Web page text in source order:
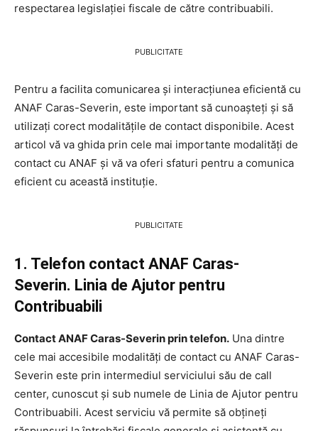
respectarea legislației fiscale de către contribuabili.
PUBLICITATE
Pentru a facilita comunicarea și interacțiunea eficientă cu
ANAF Caras-Severin, este important să cunoașteți și să
utilizați corect modalitățile de contact disponibile. Acest
articol vă va ghida prin cele mai importante modalități de
contact cu ANAF și vă va oferi sfaturi pentru a comunica
eficient cu această instituție.
PUBLICITATE
1. Telefon contact ANAF Caras-
Severin. Linia de Ajutor pentru
Contribuabili
Contact ANAF Caras-Severin prin telefon. Una dintre
cele mai accesibile modalități de contact cu ANAF Caras-
Severin este prin intermediul serviciului său de call
center, cunoscut și sub numele de Linia de Ajutor pentru
Contribuabili. Acest serviciu vă permite să obțineți